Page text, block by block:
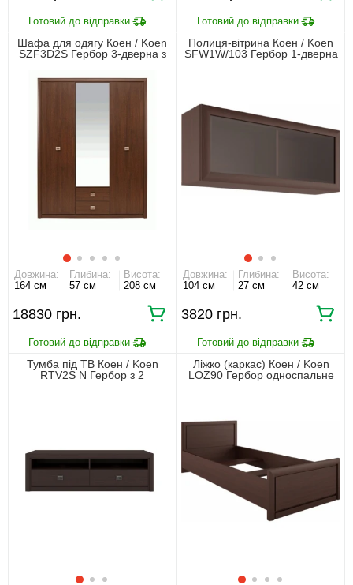
Шафа для одягу Коен / Koen
SZF3D2S Гербор 3-дверна з
Довжина:
164 см
Глибина:
57 см
Висота:
208 см
18830 грн.
Полиця-вітрина Коен / Koen
SFW1W/103 Гербор 1-дверна
Довжина:
104 см
Глибина:
27 см
Висота:
42 см
3820 грн.
Тумба під ТВ Коен / Koen
RTV2S N Гербор з 2
Ліжко (каркас) Коен / Koen
LOZ90 Гербор односпальне